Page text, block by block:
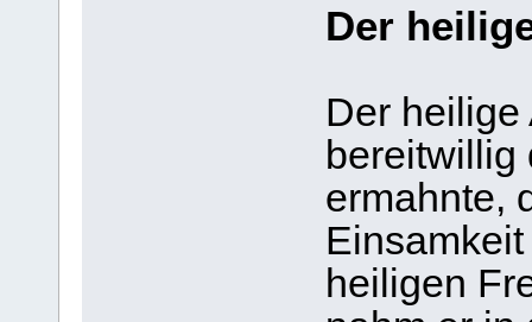
Der
Der heilige
bereitwillig
ermahnte,
heiligen